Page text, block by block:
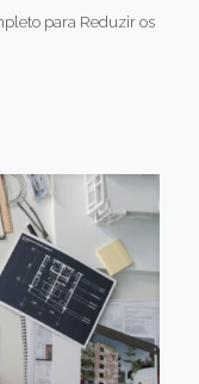
para Reduzir os